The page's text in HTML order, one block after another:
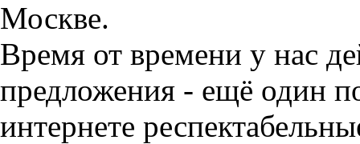
Москве.
Время от времени у нас
предложения - ещё один
интернете